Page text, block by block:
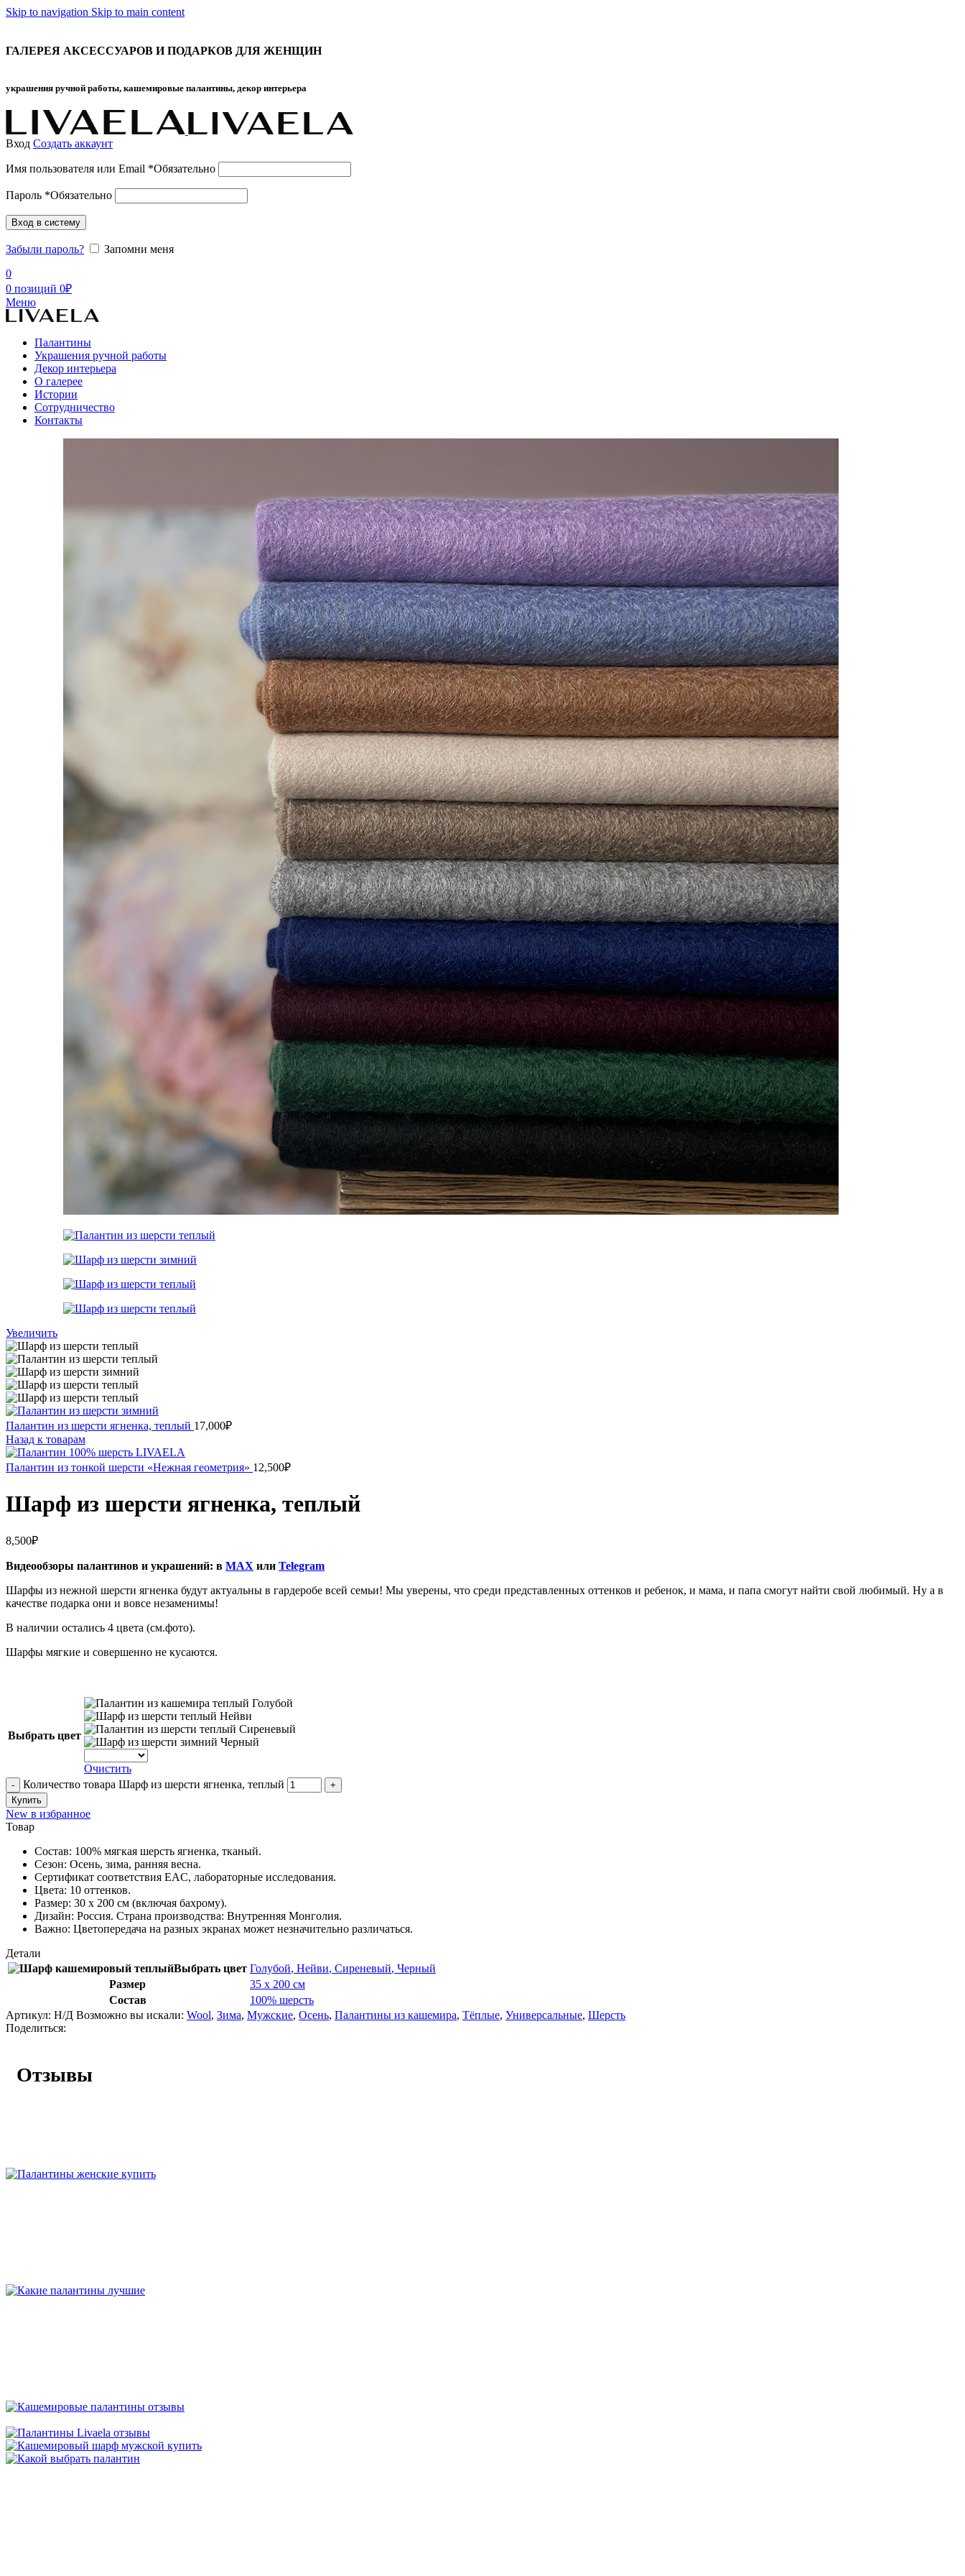
Skip to navigation Skip to main content
ГАЛЕРЕЯ АКСЕССУАРОВ И ПОДАРКОВ ДЛЯ ЖЕНЩИН
украшения ручной работы, кашемировые палантины, декор интерьера
Вход Создать аккаунт
Имя пользователя или Email *Обязательно
Пароль *Обязательно
Вход в систему
Забыли пароль?
Запомни меня
0
0 позиций 0₽
Меню
Палантины
Украшения ручной работы
Декор интерьера
О галерее
Истории
Сотрудничество
Контакты
Увеличить
Палантин из шерсти ягненка, теплый 17,000₽
Назад к товарам
Палантин из тонкой шерсти «Нежная геометрия» 12,500₽
Шарф из шерсти ягненка, теплый
8,500₽
Видеообзоры палантинов и украшений: в MAX или Telegram
Шарфы из нежной шерсти ягненка будут актуальны в гардеробе всей семьи! Мы уверены, что среди представленных оттенков и ребенок, и мама, и папа смогут найти свой любимый. Ну а в
качестве подарка они и вовсе незаменимы!
В наличии остались 4 цвета (см.фото).
Шарфы мягкие и совершенно не кусаются.
Выбрать цвет
Голубой
Нейви
Сиреневый
Черный
Очистить
Количество товара Шарф из шерсти ягненка, теплый
Купить
New в избранное
Товар
Состав: 100% мягкая шерсть ягненка, тканый.
Сезон: Осень, зима, ранняя весна.
Сертификат соответствия EAC, лабораторные исследования.
Цвета: 10 оттенков.
Размер: 30 х 200 см (включая бахрому).
Дизайн: Россия. Страна производства: Внутренняя Монголия.
Важно: Цветопередача на разных экранах может незначительно различаться.
Детали
Выбрать цвет Голубой, Нейви, Сиреневый, Черный
Размер
35 х 200 см
Состав
100% шерсть
Артикул: Н/Д Возможно вы искали: Wool, Зима, Мужские, Осень, Палантины из кашемира, Тёплые, Универсальные, Шерсть
Поделиться:
Отзывы